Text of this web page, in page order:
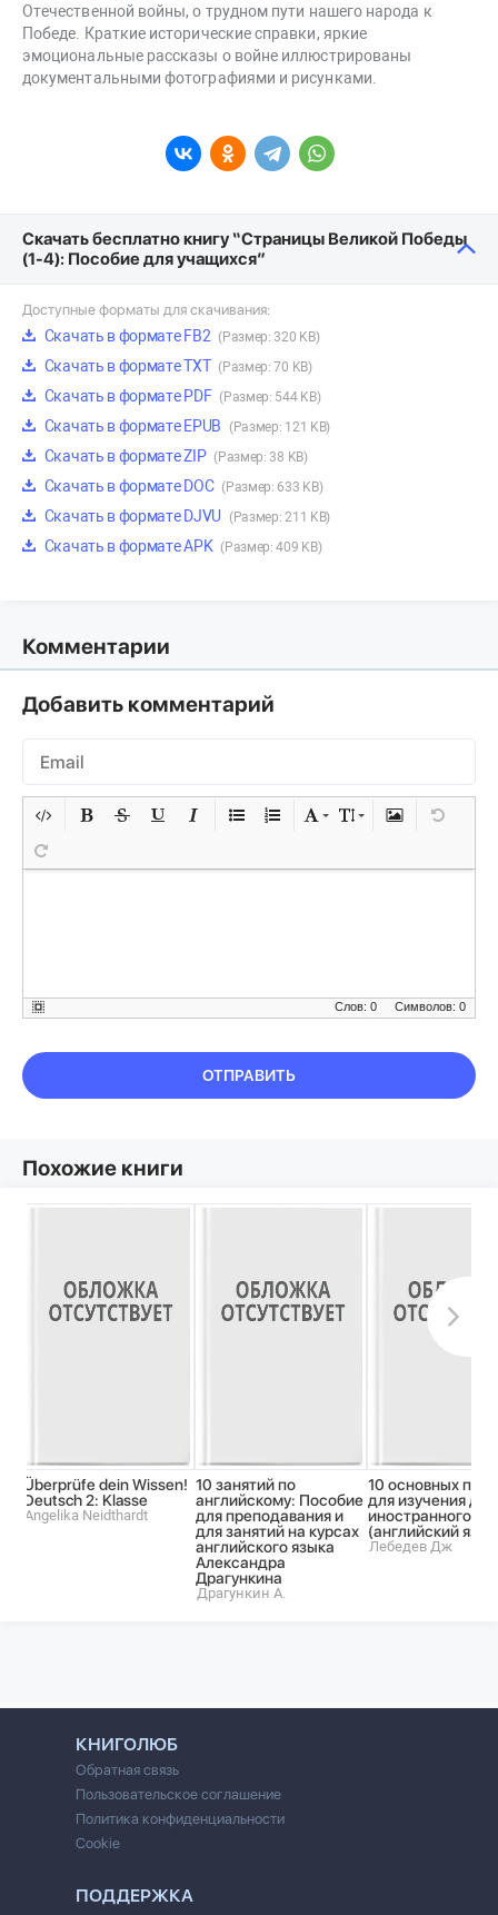
Отечественной войны, о трудном пути нашего народа к
Победе. Краткие исторические справки, яркие
эмоциональные рассказы о войне иллюстрированы
документальными фотографиями и рисунками.
Скачать бесплатно книгу “Страницы Великой Победы
(1-4): Пособие для учащихся”
Доступные форматы для скачивания:
Скачать в формате FB2 (Размер: 320 KB)
Скачать в формате TXT (Размер: 70 KB)
Скачать в формате PDF (Размер: 544 KB)
Скачать в формате EPUB (Размер: 121 KB)
Скачать в формате ZIP (Размер: 38 KB)
Скачать в формате DOC (Размер: 633 KB)
Скачать в формате DJVU (Размер: 211 KB)
Скачать в формате APK (Размер: 409 KB)
Комментарии
Добавить комментарий
Символов: 0
Слов: 0
ОТПРАВИТЬ
Похожие книги
Überprüfe dein Wissen!
Deutsch 2: Klasse
Angelika Neidthardt
10 занятий по
английскому: Пособие
для преподавания и
для занятий на курсах
английского языка
Александра
Драгункина
Драгункин А.
10 основных
для изучения для
иностранного
(английский
Лебедев Дж
КНИГОЛЮБ
Обратная связь
Пользовательское соглашение
Политика конфиденциальности
Cookie
ПОДДЕРЖКА